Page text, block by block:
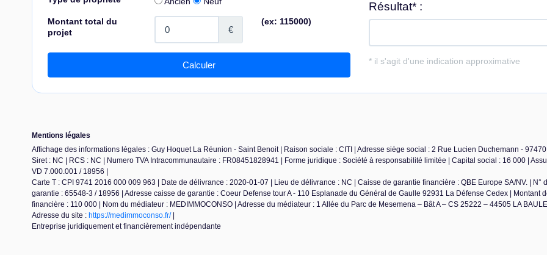
Mentions légales
Affichage des informations légales : Guy Hoquet La Réunion - Saint Benoit | Raison sociale : CITI | Adresse siège social : 2 Rue Lucien Duchemann - 97470
Siret : NC | RCS : NC | Numero TVA Intracommunautaire : FR08451828941 | Forme juridique : Société à responsabilité limitée | Capital social : 16 000 |
VD 7.000.001 / 18956 |
Carte T : CPI 9741 2016 000 009 963 | Date de délivrance : 2020-01-07 | Lieu de délivrance : NC | Caisse de garantie financière : QBE Europe SA/NV. | N°
garantie : 65548-3 / 18956 | Adresse caisse de garantie : Coeur Defense tour A - 110 Esplanade du Général de Gaulle 92931 La Défense Cedex | Montant
financière : 110 000 | Nom du médiateur : MEDIMMOCONSO | Adresse du médiateur : 1 Allée du Parc de Mesemena – Bât A – CS 25222 – 44505 LA BAULE
Adresse du site : https://medimmoconso.fr/|
Entreprise juridiquement et financièrement indépendante